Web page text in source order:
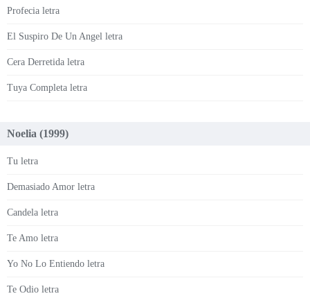
Profecia letra
El Suspiro De Un Angel letra
Cera Derretida letra
Tuya Completa letra
Noelia (1999)
Tu letra
Demasiado Amor letra
Candela letra
Te Amo letra
Yo No Lo Entiendo letra
Te Odio letra